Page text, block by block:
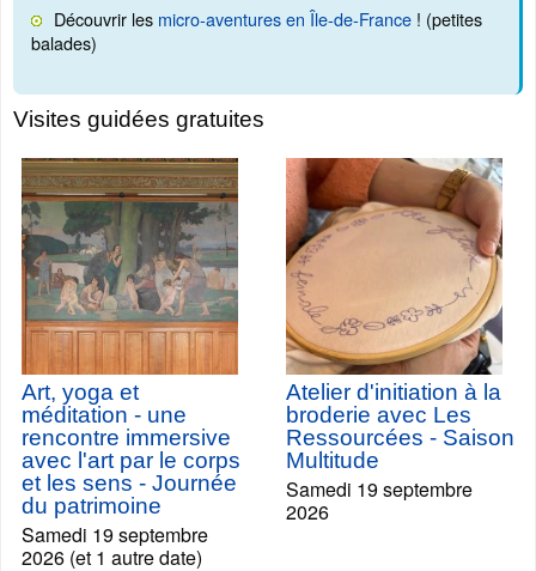
Découvrir les micro-aventures en Île-de-France ! (petites
balades)
Visites guidées gratuites
Art, yoga et
méditation - une
rencontre immersive
avec l'art par le corps
et les sens - Journée
du patrimoine
Samedi 19 septembre
2026 (et 1 autre date)
Atelier d'initiation à la
broderie avec Les
Ressourcées - Saison
Multitude
Samedi 19 septembre
2026